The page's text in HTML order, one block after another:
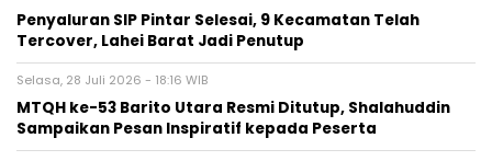
Penyaluran SIP Pintar Selesai, 9 Kecamatan Telah
Tercover, Lahei Barat Jadi Penutup
Selasa, 28 Juli 2026 - 18:16 WIB
MTQH ke-53 Barito Utara Resmi Ditutup, Shalahuddin
Sampaikan Pesan Inspiratif kepada Peserta